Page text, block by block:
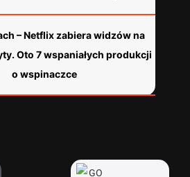
– Netflix zabiera widzów na
Oto 7 wspaniałych produkcji
o wspinaczce